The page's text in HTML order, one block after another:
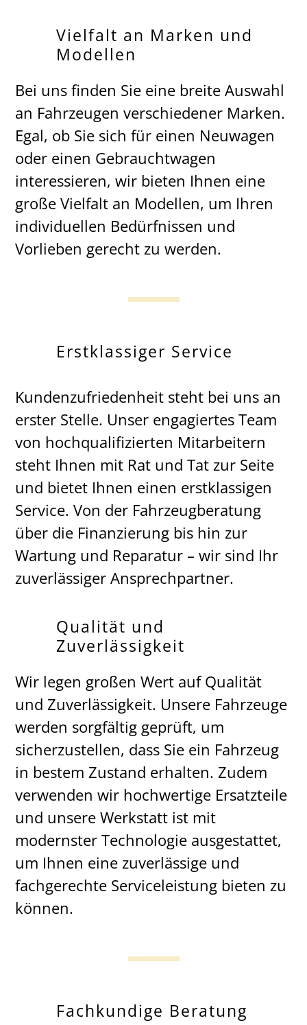
Vielfalt an Marken und
Modellen
Bei uns finden Sie eine breite Auswahl
an Fahrzeugen verschiedener Marken.
Egal, ob Sie sich für einen Neuwagen
oder einen Gebrauchtwagen
interessieren, wir bieten Ihnen eine
große Vielfalt an Modellen, um Ihren
individuellen Bedürfnissen und
Vorlieben gerecht zu werden.
Erstklassiger Service
Kundenzufriedenheit steht bei uns an
erster Stelle. Unser engagiertes Team
von hochqualifizierten Mitarbeitern
steht Ihnen mit Rat und Tat zur Seite
und bietet Ihnen einen erstklassigen
Service. Von der Fahrzeugberatung
über die Finanzierung bis hin zur
Wartung und Reparatur – wir sind Ihr
zuverlässiger Ansprechpartner.
Qualität und
Zuverlässigkeit
Wir legen großen Wert auf Qualität
und Zuverlässigkeit. Unsere Fahrzeuge
werden sorgfältig geprüft, um
sicherzustellen, dass Sie ein Fahrzeug
in bestem Zustand erhalten. Zudem
verwenden wir hochwertige Ersatzteile
und unsere Werkstatt ist mit
modernster Technologie ausgestattet,
um Ihnen eine zuverlässige und
fachgerechte Serviceleistung bieten zu
können.
Fachkundige Beratung